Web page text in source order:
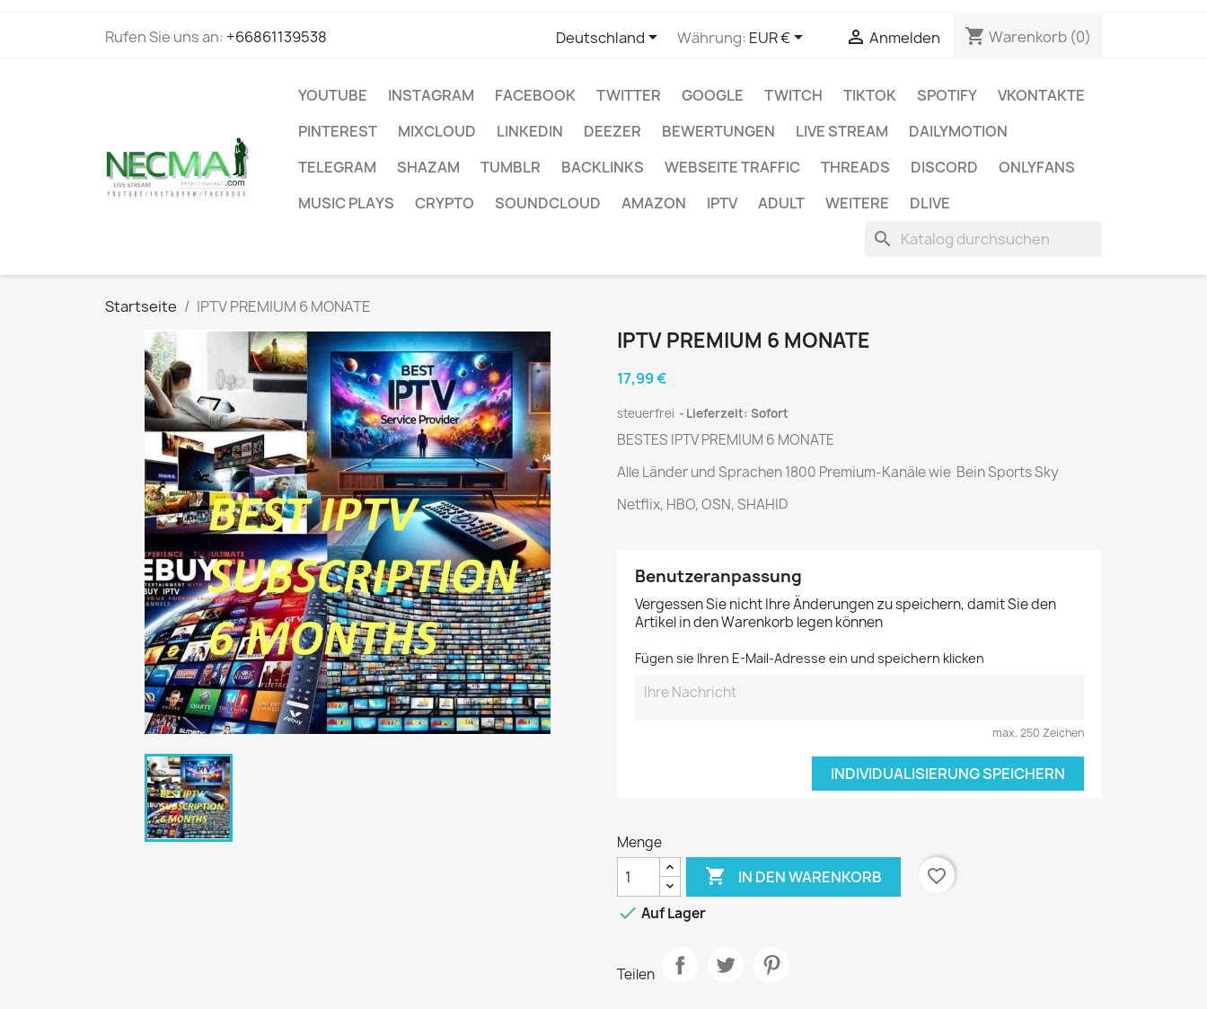
Rufen Sie uns an: +66861139538 Deutschland Währung: EUR €  Anmelden shopping_cart Warenkorb (0)
YOUTUBE INSTAGRAM FACEBOOK TWITTER GOOGLE TWITCH TIKTOK SPOTIFY
VKONTAKTE
PINTEREST
MIXCLOUD LINKEDIN DEEZER BEWERTUNGEN LIVE STREAM
DAILYMOTION
TELEGRAM
SHAZAM TUMBLR BACKLINKS WEBSEITE TRAFFIC THREADS DISCORD
ONLYFANS
MUSIC PLAYS
CRYPTO SOUNDCLOUD AMAZON IPTV ADULT WEITERE DLIVE
search
Startseite IPTV PREMIUM 6 MONATE
IPTV PREMIUM 6 MONATE
17,99 €
steuerfrei Lieferzeit: Sofort
BESTES IPTV PREMIUM 6 MONATE
Alle Länder und Sprachen 1800 Premium-Kanäle wie Bein Sports Sky
Netflix, HBO, OSN, SHAHID
Benutzeranpassung
Vergessen Sie nicht Ihre Änderungen zu speichern, damit Sie den
Artikel in den Warenkorb legen können
Fügen sie Ihren E-Mail-Adresse ein und speichern klicken
max. 250 Zeichen
INDIVIDUALISIERUNG SPEICHERN
Menge
 IN DEN WARENKORB
favorite_border
 Auf Lager
Teilen